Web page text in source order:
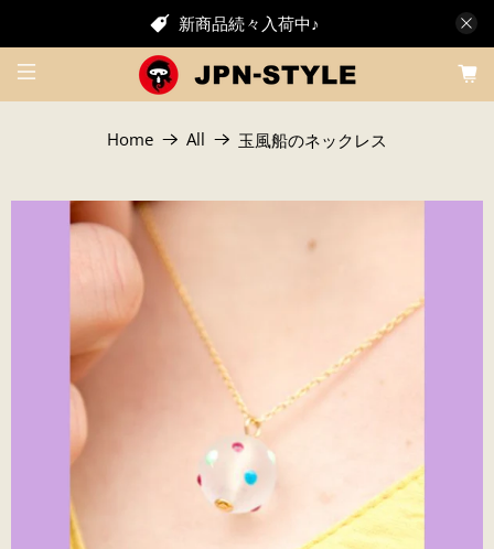
新商品続々入荷中♪
Home All 玉風船のネックレス